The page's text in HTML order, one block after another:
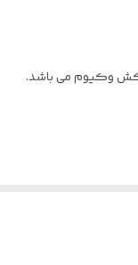
وکیوم می باشد.